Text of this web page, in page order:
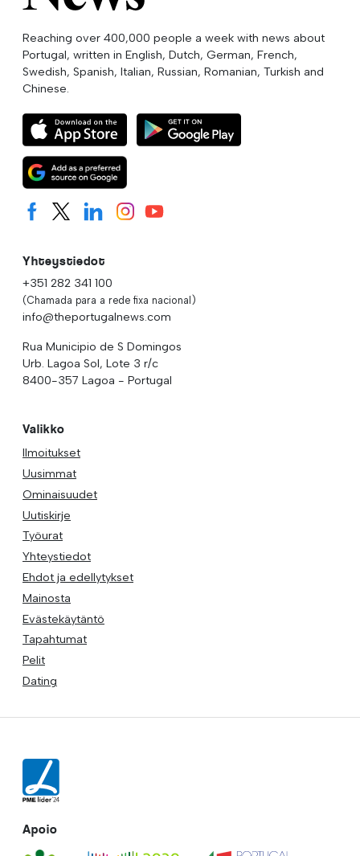
Reaching over 400,000 people a week with news about
Portugal, written in English, Dutch, German, French,
Swedish, Spanish, Italian, Russian, Romanian, Turkish and
Chinese.
Yhteystiedot
+351 282 341 100
(Chamada para a rede fixa nacional)
info@theportugalnews.com
Rua Municipio de S Domingos
Urb. Lagoa Sol, Lote 3 r/c
8400-357 Lagoa - Portugal
Valikko
Ilmoitukset
Uusimmat
Ominaisuudet
Uutiskirje
Työurat
Yhteystiedot
Ehdot ja edellytykset
Mainosta
Evästekäytäntö
Tapahtumat
Pelit
Dating
Apoio